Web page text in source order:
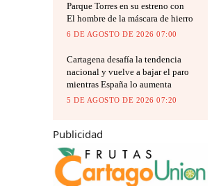
Parque Torres en su estreno con
El hombre de la máscara de hierro
6 DE AGOSTO DE 2026 07:00
Cartagena desafía la tendencia
nacional y vuelve a bajar el paro
mientras España lo aumenta
5 DE AGOSTO DE 2026 07:20
Publicidad